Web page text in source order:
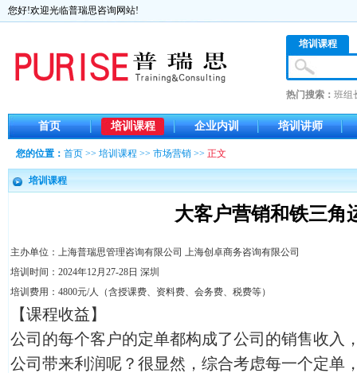
您好!欢迎光临普瑞思咨询网站!
培训课程
热门搜索： 班组
首页 培训课程 企业内训 培训讲师
您的位置： 首页 >> 培训课程 >> 市场营销 >> 正文
培训课程
大客户营销和铁三角
主办单位：上海普瑞思管理咨询有限公司 上海创卓商务咨询有限公司
培训时间：2024年12月27-28日 深圳
培训费用：4800元/人（含授课费、资料费、会务费、税费等）
【课程收益】
公司的每个客户的定单都构成了公司的销售收入
公司带来利润呢？很显然，综合考虑每一个定单